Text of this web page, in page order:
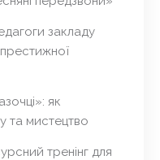
закладу
як
та мистецтво
тренінг для